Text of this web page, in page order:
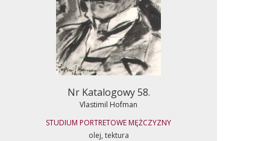
Nr Katalogowy 58.
Vlastimil Hofman
STUDIUM PORTRETOWE MĘŻCZYZNY
olej, tektura